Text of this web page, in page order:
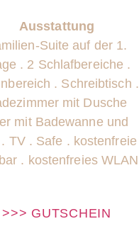
Ausstattung
Suite auf der 1.
. 2 Schlafbereiche .
. Schreibtisch .
mit Dusche
mit Badewanne und
TV . Safe . kostenfreie
. kostenfreies WLAN
>>> GUTSCHEIN